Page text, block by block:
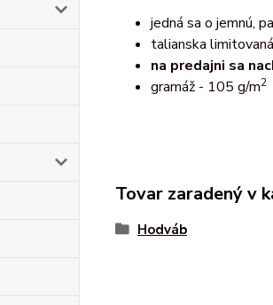
jedná sa o jemnú,
talianska
na predajni sa
gramáž - 105 g/m2
Tovar zaradený v
Hodváb